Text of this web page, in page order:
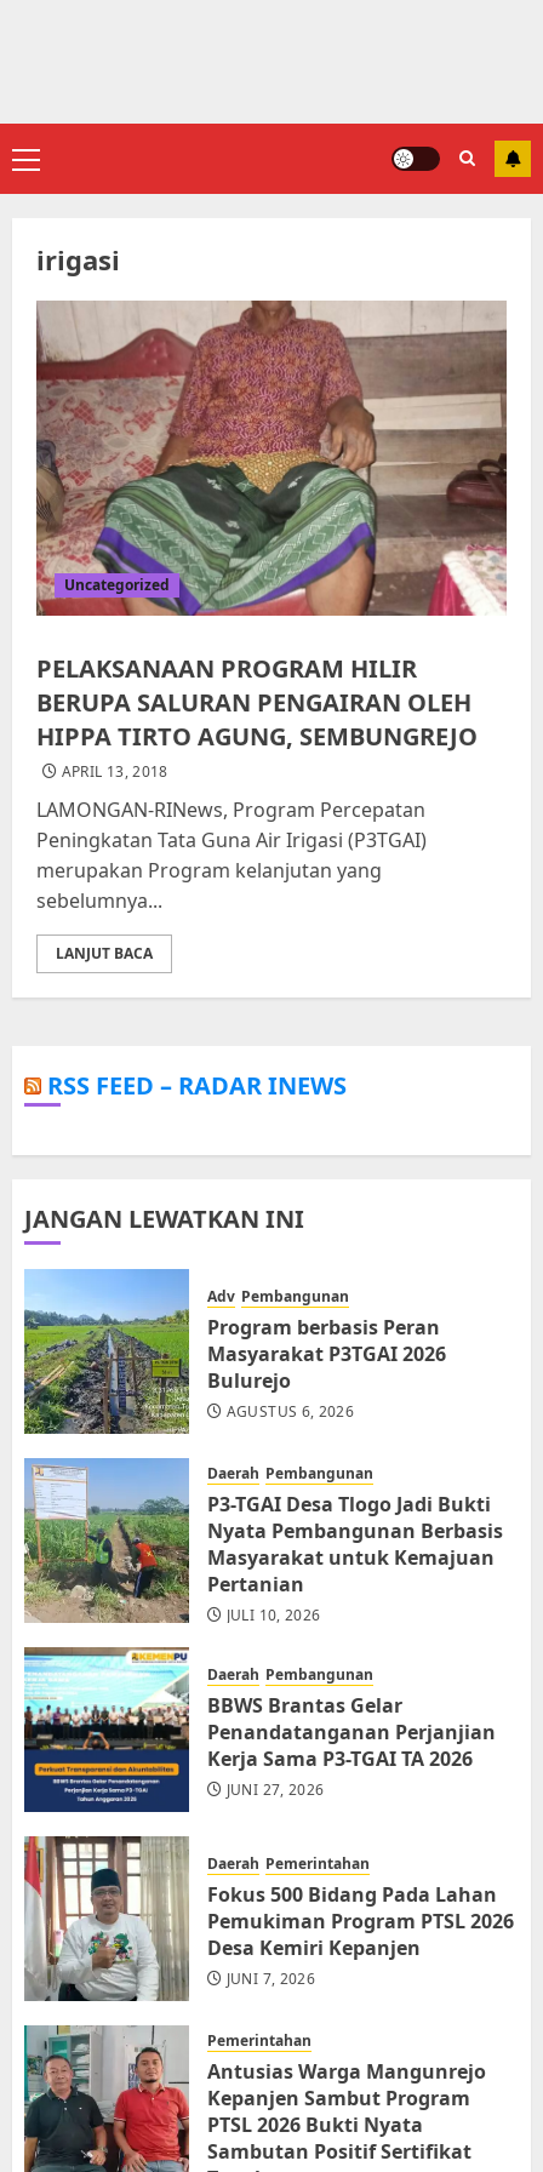
Primary
Menu
irigasi
Uncategorized
PELAKSANAAN PROGRAM HILIR
BERUPA SALURAN PENGAIRAN OLEH
HIPPA TIRTO AGUNG, SEMBUNGREJO
APRIL 13, 2018
LAMONGAN-RINews, Program Percepatan
Peningkatan Tata Guna Air Irigasi (P3TGAI)
merupakan Program kelanjutan yang
sebelumnya...
LANJUT BACA
RSS FEED – RADAR INEWS
JANGAN LEWATKAN INI
Adv Pembangunan
Program berbasis Peran
Masyarakat P3TGAI 2026
Bulurejo
AGUSTUS 6, 2026
Daerah Pembangunan
P3-TGAI Desa Tlogo Jadi Bukti
Nyata Pembangunan Berbasis
Masyarakat untuk Kemajuan
Pertanian
JULI 10, 2026
Daerah Pembangunan
BBWS Brantas Gelar
Penandatanganan Perjanjian
Kerja Sama P3-TGAI TA 2026
JUNI 27, 2026
Daerah Pemerintahan
Fokus 500 Bidang Pada Lahan
Pemukiman Program PTSL 2026
Desa Kemiri Kepanjen
JUNI 7, 2026
Pemerintahan
Antusias Warga Mangunrejo
Kepanjen Sambut Program
PTSL 2026 Bukti Nyata
Sambutan Positif Sertifikat